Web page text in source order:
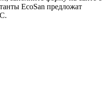
EcoSan предложат